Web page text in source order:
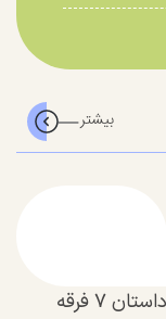
داستان ۷ فرقه